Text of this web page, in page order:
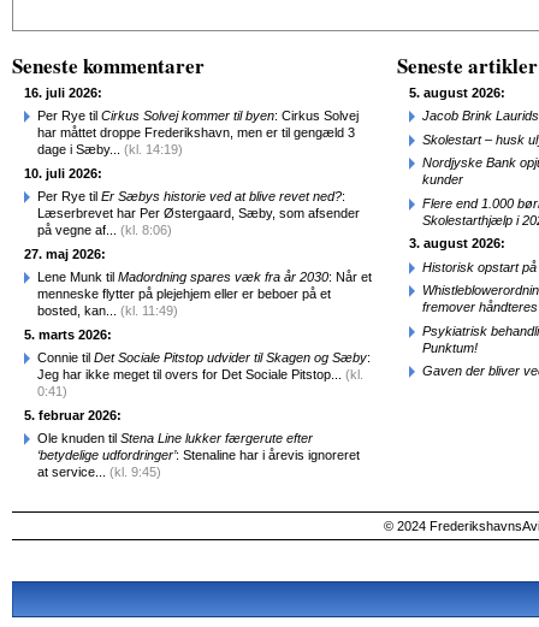
Seneste kommentarer
16. juli 2026:
Per Rye til Cirkus Solvej kommer til byen: Cirkus Solvej
har måttet droppe Frederikshavn, men er til gengæld 3
dage i Sæby... (kl. 14:19)
10. juli 2026:
Per Rye til Er Sæbys historie ved at blive revet ned?:
Læserbrevet har Per Østergaard, Sæby, som afsender
på vegne af... (kl. 8:06)
27. maj 2026:
Lene Munk til Madordning spares væk fra år 2030: Når et
menneske flytter på plejehjem eller er beboer på et
bosted, kan... (kl. 11:49)
5. marts 2026:
Connie til Det Sociale Pitstop udvider til Skagen og Sæby:
Jeg har ikke meget til overs for Det Sociale Pitstop... (kl.
0:41)
5. februar 2026:
Ole knuden til Stena Line lukker færgerute efter
‘betydelige udfordringer’: Stenaline har i årevis ignoreret
at service... (kl. 9:45)
Seneste artikler
5. august 2026:
Jacob Brink
Skolestart – husk
Nordjyske Bank
kunder
Flere end 1.000
Skolestarthjælp i
3. august 2026:
Historisk opstart
fremover
Psykiatrisk
Punktum!
Gaven der bliver
© 2024